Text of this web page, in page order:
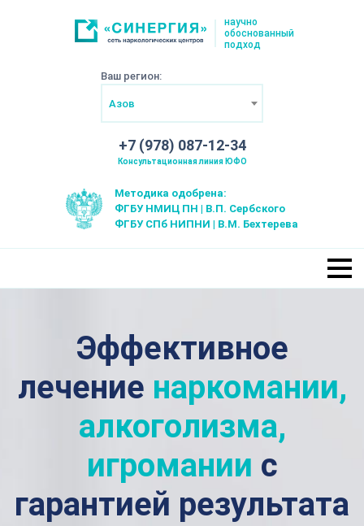
научно
обоснованный
подход
Ваш регион:
Азов
+7 (978) 087-12-34
Консультационная линия ЮФО
Методика одобрена:
ФГБУ НМИЦ ПН | В.П. Сербского
ФГБУ СПб НИПНИ | В.М. Бехтерева
Эффективное
лечение наркомании,
алкоголизма,
игромании с
гарантией результата